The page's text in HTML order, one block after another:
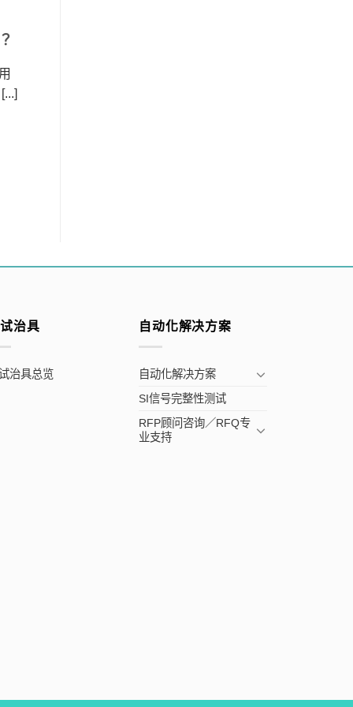
治具
治具总览
自动化解决方案
自动化解决方案
SI信号完整性测试
RFP顾问咨询／RFQ专
业支持